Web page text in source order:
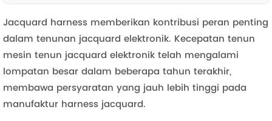
Jacquard harness memberikan kontribusi peran penting
dalam tenunan jacquard elektronik. Kecepatan tenun
mesin tenun jacquard elektronik telah mengalami
lompatan besar dalam beberapa tahun terakhir,
membawa persyaratan yang jauh lebih tinggi pada
manufaktur harness jacquard.